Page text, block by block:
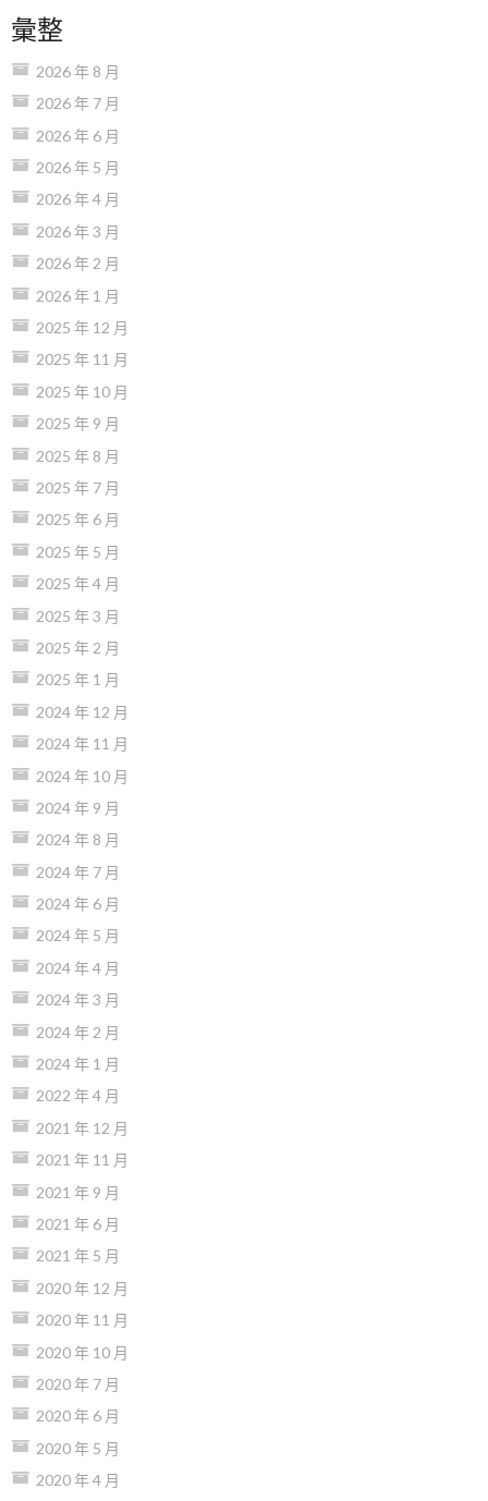
彙整
2026 年 8 月
2026 年 7 月
2026 年 6 月
2026 年 5 月
2026 年 4 月
2026 年 3 月
2026 年 2 月
2026 年 1 月
2025 年 12 月
2025 年 11 月
2025 年 10 月
2025 年 9 月
2025 年 8 月
2025 年 7 月
2025 年 6 月
2025 年 5 月
2025 年 4 月
2025 年 3 月
2025 年 2 月
2025 年 1 月
2024 年 12 月
2024 年 11 月
2024 年 10 月
2024 年 9 月
2024 年 8 月
2024 年 7 月
2024 年 6 月
2024 年 5 月
2024 年 4 月
2024 年 3 月
2024 年 2 月
2024 年 1 月
2022 年 4 月
2021 年 12 月
2021 年 11 月
2021 年 9 月
2021 年 6 月
2021 年 5 月
2020 年 12 月
2020 年 11 月
2020 年 10 月
2020 年 7 月
2020 年 6 月
2020 年 5 月
2020 年 4 月